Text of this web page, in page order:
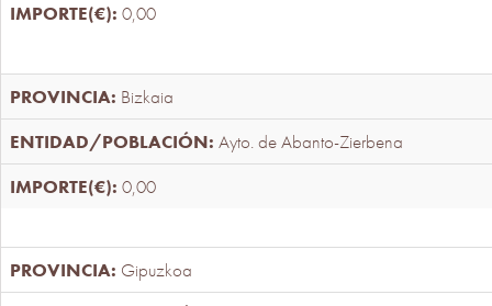
0,00
Bizkaia
Ayto. de Abanto-Zierbena
0,00
Gipuzkoa